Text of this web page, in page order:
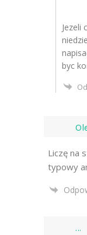
Jezeli
byc
Liczę na
typowy
...